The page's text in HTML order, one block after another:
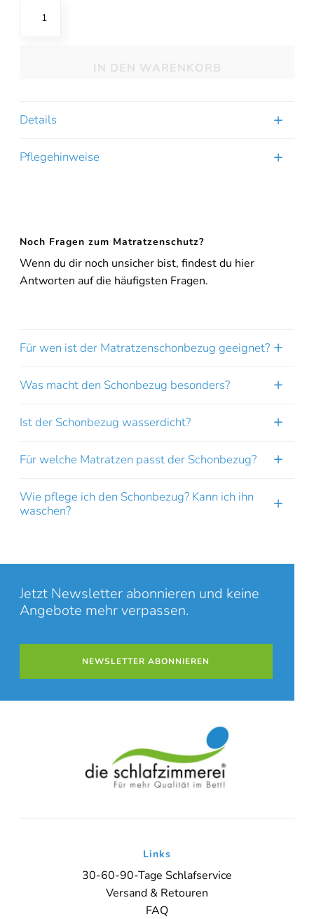
IN DEN WARENKORB
Details
Pflegehinweise
Noch Fragen zum Matratzenschutz?
Wenn du dir noch unsicher bist, findest du hier
Antworten auf die häufigsten Fragen.
Für wen ist der Matratzenschonbezug geeignet?
Was macht den Schonbezug besonders?
Ist der Schonbezug wasserdicht?
Für welche Matratzen passt der Schonbezug?
Wie pflege ich den Schonbezug? Kann ich ihn
waschen?
Online-Beratung Hannover Döhren
Weitere Informationen
Jetzt Newsletter abonnieren und keine
Angebote mehr verpassen.
NEWSLETTER ABONNIEREN
Links
30-60-90-Tage Schlafservice
Versand & Retouren
FAQ